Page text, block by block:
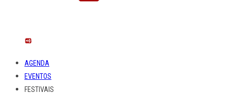
AGENDA
EVENTOS
FESTIVAIS